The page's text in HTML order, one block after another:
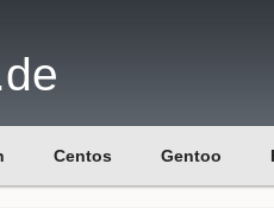
Centos Gentoo